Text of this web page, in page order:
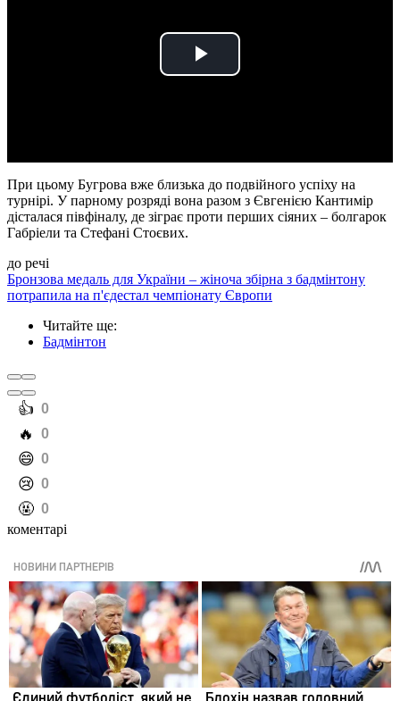
Play
При цьому Бугрова вже близька до подвійного успіху на
турнірі. У парному розряді вона разом з Євгенією Кантимір
дісталася півфіналу, де зіграє проти перших сіяних – болгарок
Габріели та Стефані Стоєвих.
до речі
Бронзова медаль для України – жіноча збірна з бадмінтону
потрапила на п'єдестал чемпіонату Європи
Читайте ще:
Бадмінтон
️👍 0
️🔥 0
️😄 0
️😢 0
️🤬 0
коментарі